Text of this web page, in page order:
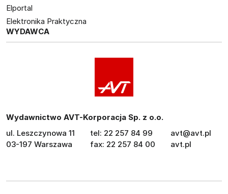
Elportal
Elektronika Praktyczna
WYDAWCA
Wydawnictwo AVT-Korporacja Sp. z o.o.
ul. Leszczynowa 11
03-197 Warszawa
tel: 22 257 84 99
fax: 22 257 84 00
avt@avt.pl
avt.pl